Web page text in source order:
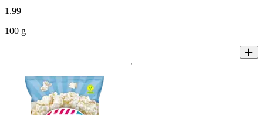
1 .99
100 g